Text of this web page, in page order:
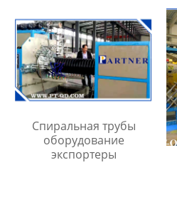
Спиральная трубы
оборудование
экспортеры